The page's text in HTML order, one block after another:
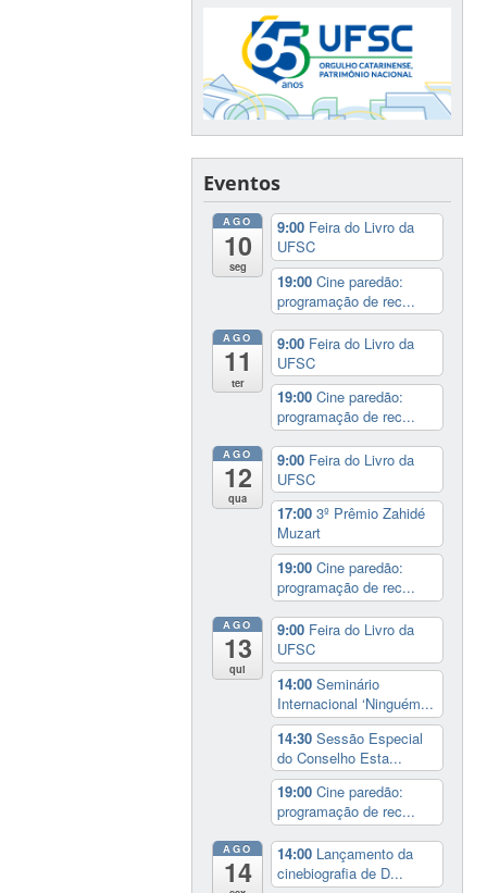
Eventos
AGO
10
seg
9:00 Feira do Livro da
UFSC
19:00Cine paredão:
programação de rec...
AGO
11
ter
9:00 Feira do Livro da
UFSC
19:00Cine paredão:
programação de rec...
AGO
12
qua
9:00 Feira do Livro da
UFSC
17:003º Prêmio Zahidé
Muzart
19:00Cine paredão:
programação de rec...
AGO
13
qui
9:00 Feira do Livro da
UFSC
14:00Seminário
Internacional ‘Ninguém...
14:30Sessão Especial
do Conselho Esta...
19:00Cine paredão:
programação de rec...
AGO
14
14:00 Lançamento da
cinebiografia de D...